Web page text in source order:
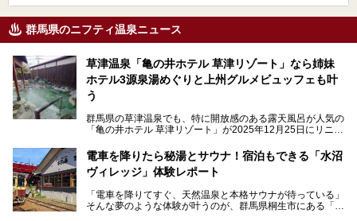
群馬県のニフティ温泉ニュース
草津温泉「亀の井ホテル 草津リゾート」なら姉妹
ホテル3源泉湯めぐりと上州グルメビュッフェも叶
う
群馬県の草津温泉でも、特に開放感のある露天風呂が人気の
「亀の井ホテル 草津リゾート」が2025年12月25日にリニュ
ロビーや客室が綺麗になって、上州グルメにこだわったビュ
ッフェも人気！アクセスはシャトルバスで楽々、さらに草津
温泉にある姉妹ホテルの「草津温泉 大東舘」「亀の井ホテ
今回はそんな「亀の井ホテル 草津リゾート」を徹底レポー
電車を降りたら秘湯とサウナ！宿泊もできる「水沼
ヴィレッジ」体験レポート
「電車を降りてすぐ、天然温泉と本格サウナが待っている」
そんな夢のような体験が叶うのが、群馬県桐生市にある「駅